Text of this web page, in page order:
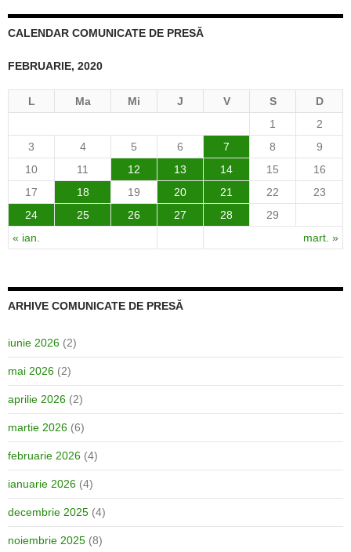
CALENDAR COMUNICATE DE PRESĂ
FEBRUARIE, 2020
L Ma Mi J V S D
« ian. mart. »
1
2
3
4 5 6 7 8
9
10
11 12 13 14 15
16
17
18 19 20 21 22
23
24
25 26 27 28 29
ARHIVE COMUNICATE DE PRESĂ
iunie 2026 (2)
mai 2026 (2)
aprilie 2026 (2)
martie 2026 (6)
februarie 2026 (4)
ianuarie 2026 (4)
decembrie 2025 (4)
noiembrie 2025 (8)